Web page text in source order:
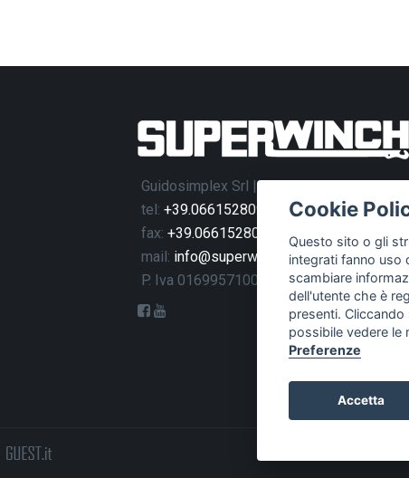
Guidosimplex Srl | Via del Podere S.
tel: +39.0661528090
fax: +39.0661528036
mail: info@superwinch.it
P. Iva 01699571004
Cookie
Questo sito o gli
integrati fanno uso
scambiare
dell'utente che è
presenti.
possibile vedere le
Preferenze
Accetta